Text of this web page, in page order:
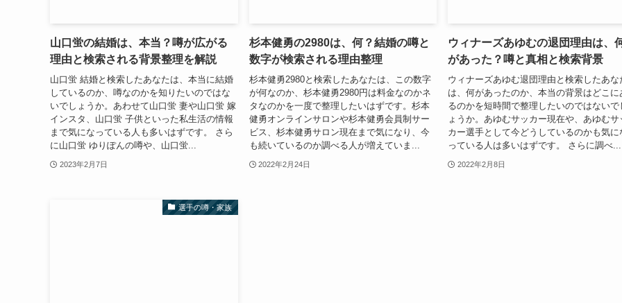
山口蛍の結婚は、本当？噂が広がる
理由と検索される背景整理を解説
山口蛍 結婚と検索したあなたは、本当に結婚
しているのか、噂なのかを知りたいのではな
いでしょうか。あわせて山口蛍 妻や山口蛍 嫁
インスタ、山口蛍 子供といった私生活の情報
まで気になっている人も多いはずです。 さら
に山口蛍 ゆりぽんの噂や、山口蛍...
2023年2月7日
杉本健勇の2980は、何？結婚の噂と
数字が検索される理由整理
杉本健勇2980と検索したあなたは、この数字
が何なのか、杉本健勇2980円は料金なのかネ
タなのかを一度で整理したいはずです。杉本
健勇オンラインサロンや杉本健勇会員制サー
ビス、杉本健勇サロン現在まで気になり、今
も続いているのか調べる人が増えていま...
2022年2月24日
ウィナーズあゆむの退団理由は、
があった？噂と真相と検索背景
ウィナーズあゆむ退団理由と検索したあな
は、何があったのか、本当の背景はどこに
るのかを短時間で整理したいのではないで
ょうか。あゆむサッカー現在や、あゆむサ
カー選手として今どうしているのかも気に
っている人は多いはずです。 さらに調べ...
2022年2月8日
選手の噂・家族